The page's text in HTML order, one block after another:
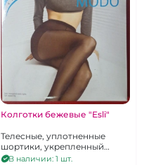
Колготки бежевые "Esli"
Телесные, уплотненные
шортики, укрепленный
мысок, 40 ден, р-р 6
В наличии: 1 шт.